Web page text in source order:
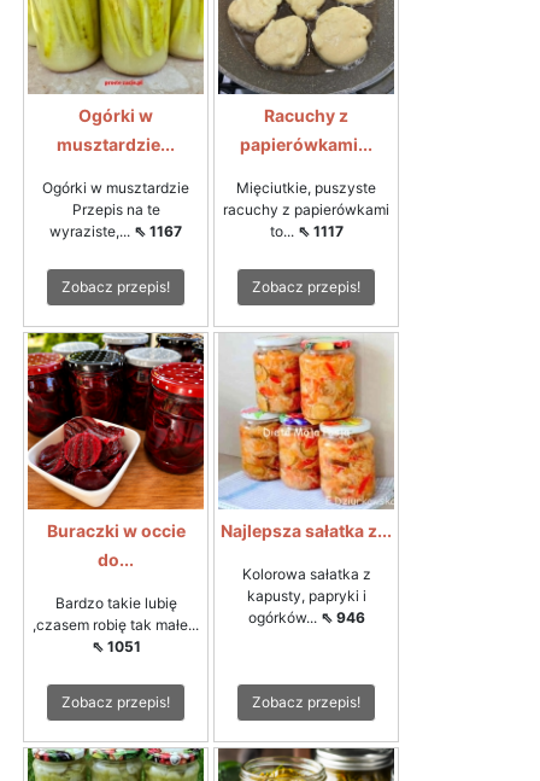
Ogórki w
musztardzie...
Ogórki w musztardzie
Przepis na te
wyraziste,... ⇖ 1167
Zobacz przepis!
Racuchy z
papierówkami...
Mięciutkie, puszyste
racuchy z papierówkami
to... ⇖ 1117
Zobacz przepis!
Buraczki w occie
do...
Bardzo takie lubię
,czasem robię tak małe...
⇖ 1051
Zobacz przepis!
Najlepsza sałatka z...
Kolorowa sałatka z
kapusty, papryki i
ogórków... ⇖ 946
Zobacz przepis!